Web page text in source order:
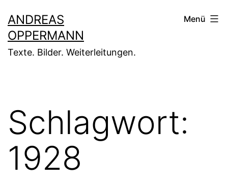
Inhalt
springen
ANDREAS
OPPERMANN
Texte. Bilder. Weiterleitungen.
Menü
Schlagwort:
1928